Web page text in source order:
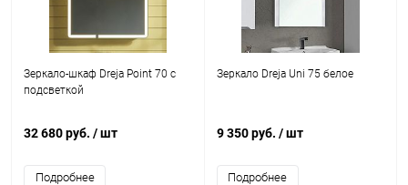
Зеркало-шкаф Dreja Point 70 c
подсветкой
32 680 руб. / шт
Подробнее
Зеркало Dreja Uni 75 белое
9 350 руб. / шт
Подробнее